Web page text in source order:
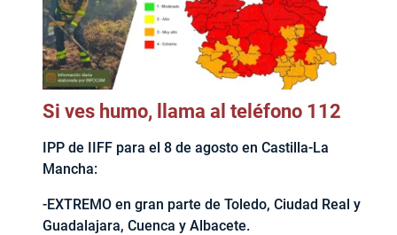
Si ves humo, llama al teléfono 112
IPP de IIFF para el 8 de agosto en Castilla-La
Mancha:
-EXTREMO en gran parte de Toledo, Ciudad Real y
Guadalajara, Cuenca y Albacete.